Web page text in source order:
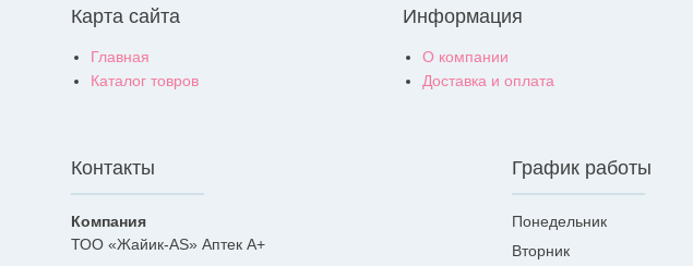
Карта сайта
Главная
Каталог товров
Информация
О компании
Доставка и оплата
Контакты
ТОО «Жайик-AS» Аптек А+
График работы
Понедельник
Вторник